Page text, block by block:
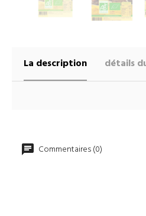
La description détails
Commentaires (0)